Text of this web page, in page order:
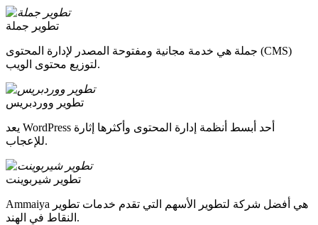
تطوير جملة
جملة هي خدمة مجانية ومفتوحة المصدر لإدارة المحتوى (CMS)
لتوزيع محتوى الويب.
تطوير ووردبريس
يعد WordPress أحد أبسط أنظمة إدارة المحتوى وأكثرها إثارة
للإعجاب.
تطوير شيربوينت
Ammaiya هي أفضل شركة لتطوير الأسهم التي تقدم خدمات تطوير
النقاط في الهند.